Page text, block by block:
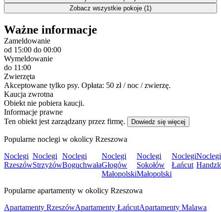
Zobacz wszystkie pokoje (1)
Ważne informacje
Zameldowanie
od 15:00 do 00:00
Wymeldowanie
do 11:00
Zwierzęta
Akceptowane tylko psy. Opłata: 50 zł / noc / zwierzę.
Kaucja zwrotna
Obiekt nie pobiera kaucji.
Informacje prawne
Ten obiekt jest zarządzany przez firmę.
Dowiedz się więcej
Popularne noclegi w okolicy Rzeszowa
Noclegi
Rzeszów
Noclegi
Strzyżów
Noclegi
Boguchwała
Noclegi
Głogów
Małopolski
Noclegi
Sokołów
Małopolski
Noclegi
Łańcut
Noclegi
Popularne apartamenty w okolicy Rzeszowa
Apartamenty RzeszówApartamenty ŁańcutApartamenty Malawa